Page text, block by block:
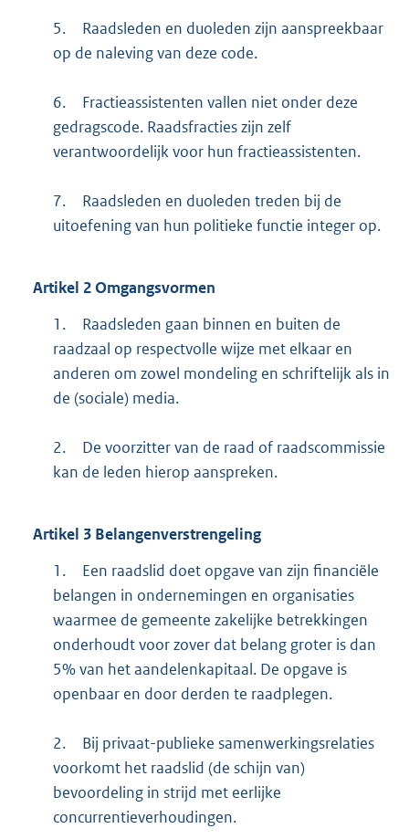
5.
Raadsleden en duoleden zijn aanspreekbaar
op de naleving van deze code.
6.
Fractieassistenten vallen niet onder deze
gedragscode. Raadsfracties zijn zelf
verantwoordelijk voor hun fractieassistenten.
7.
Raadsleden en duoleden treden bij de
uitoefening van hun politieke functie integer op.
Artikel 2Omgangsvormen
1.
Raadsleden gaan binnen en buiten de
raadzaal op respectvolle wijze met elkaar en
anderen om zowel mondeling en schriftelijk als in
de (sociale) media.
2.
De voorzitter van de raad of raadscommissie
kan de leden hierop aanspreken.
Artikel 3 Belangenverstrengeling
1.
Een raadslid doet opgave van zijn financiële
belangen in ondernemingen en organisaties
waarmee de gemeente zakelijke betrekkingen
onderhoudt voor zover dat belang groter is dan
5% van het aandelenkapitaal. De opgave is
openbaar en door derden te raadplegen.
2.
Bij privaat-publieke samenwerkingsrelaties
voorkomt het raadslid (de schijn van)
bevoordeling in strijd met eerlijke
concurrentieverhoudingen.